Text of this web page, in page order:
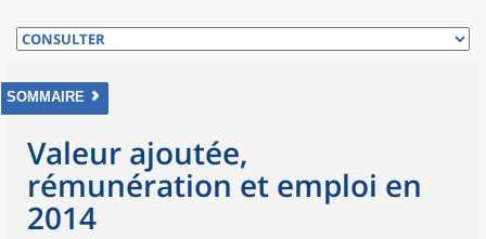
SOMMAIRE
Valeur ajoutée,
rémunération et emploi en
2014